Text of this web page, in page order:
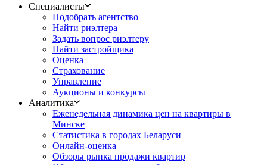
Специалисты
Подобрать агентство
Найти риэлтера
Задать вопрос риэлтеру
Найти застройщика
Оценка
Страхование
Управление
Аукционы и конкурсы
Аналитика
Еженедельная динамика цен на квартиры в
Минске
Статистика в городах Беларуси
Онлайн-оценка
Обзоры рынка продажи квартир